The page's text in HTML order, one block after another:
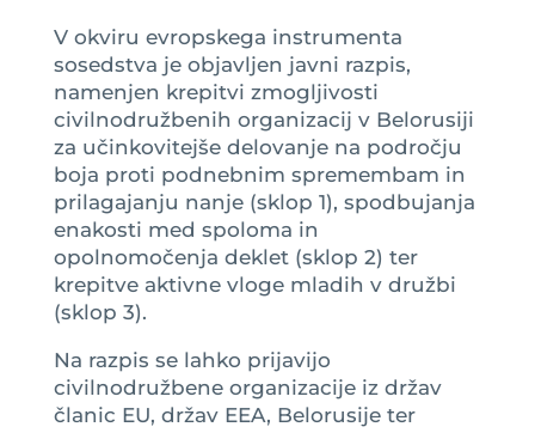
V okviru evropskega instrumenta
sosedstva je objavljen javni razpis,
namenjen krepitvi zmogljivosti
civilnodružbenih organizacij v Belorusiji
za učinkovitejše delovanje na področju
boja proti podnebnim spremembam in
prilagajanju nanje (sklop 1), spodbujanja
enakosti med spoloma in
opolnomočenja deklet (sklop 2) ter
krepitve aktivne vloge mladih v družbi
(sklop 3).
Na razpis se lahko prijavijo
civilnodružbene organizacije iz držav
članic EU, držav EEA, Belorusije ter